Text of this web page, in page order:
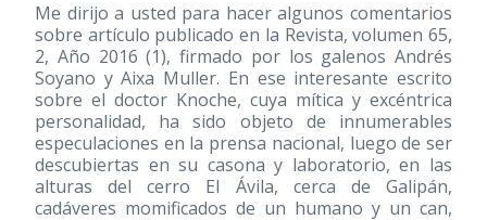
Me dirijo a usted para hacer algunos comentarios
sobre artículo publicado en la Revista, volumen 65,
2, Año 2016 (1), firmado por los galenos Andrés
Soyano y Aixa Muller. En ese interesante escrito
sobre el doctor Knoche, cuya mítica y excéntrica
personalidad, ha sido objeto de innumerables
especulaciones en la prensa nacional, luego de ser
descubiertas en su casona y laboratorio, en las
alturas del cerro El Ávila, cerca de Galipán,
cadáveres momificados de un humano y un can,